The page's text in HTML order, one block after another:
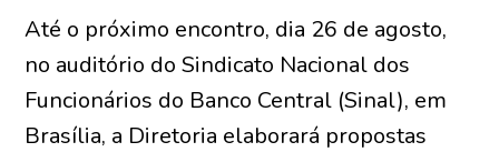
Até o próximo encontro, dia 26 de agosto,
no auditório do Sindicato Nacional dos
Funcionários do Banco Central (Sinal), em
Brasília, a Diretoria elaborará propostas